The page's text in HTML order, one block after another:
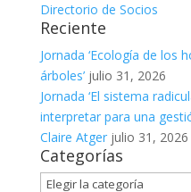
Directorio de Socios
Reciente
Jornada ‘Ecología de los
árboles’ julio 31, 2026
Jornada ‘El sistema
interpretar para una
Claire Atger julio 31, 2026
Categorías
Categorías